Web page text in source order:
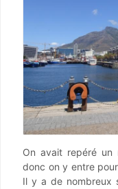
On avait repéré un
donc on y entre
Il y a de nombreux